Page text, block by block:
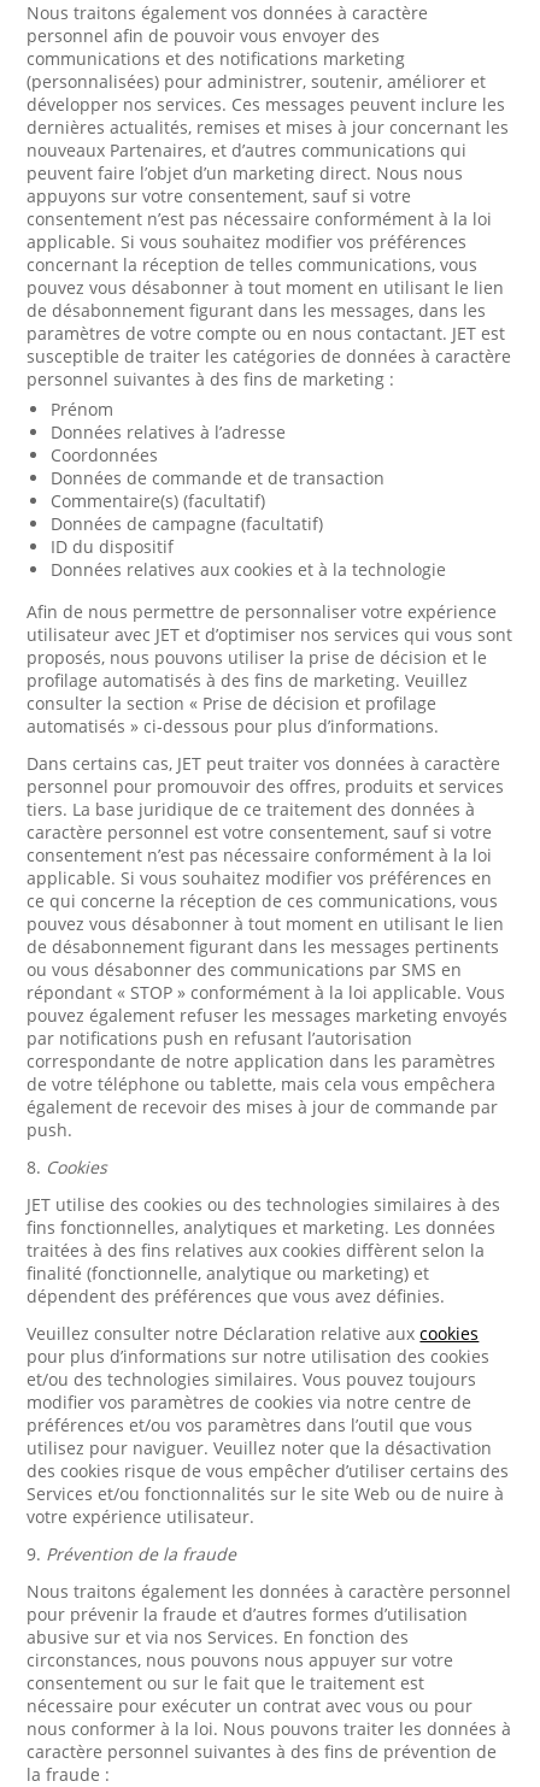
Nous traitons également vos données à caractère
personnel afin de pouvoir vous envoyer des
communications et des notifications marketing
(personnalisées) pour administrer, soutenir, améliorer et
développer nos services. Ces messages peuvent inclure les
dernières actualités, remises et mises à jour concernant les
nouveaux Partenaires, et d’autres communications qui
peuvent faire l’objet d’un marketing direct. Nous nous
appuyons sur votre consentement, sauf si votre
consentement n’est pas nécessaire conformément à la loi
applicable. Si vous souhaitez modifier vos préférences
concernant la réception de telles communications, vous
pouvez vous désabonner à tout moment en utilisant le lien
de désabonnement figurant dans les messages, dans les
paramètres de votre compte ou en nous contactant. JET est
susceptible de traiter les catégories de données à caractère
personnel suivantes à des fins de marketing :
Prénom
Données relatives à l’adresse
Coordonnées
Données de commande et de transaction
Commentaire(s) (facultatif)
Données de campagne (facultatif)
ID du dispositif
Données relatives aux cookies et à la technologie
Afin de nous permettre de personnaliser votre expérience
utilisateur avec JET et d’optimiser nos services qui vous sont
proposés, nous pouvons utiliser la prise de décision et le
profilage automatisés à des fins de marketing. Veuillez
consulter la section « Prise de décision et profilage
automatisés » ci-dessous pour plus d’informations.
Dans certains cas, JET peut traiter vos données à caractère
personnel pour promouvoir des offres, produits et services
tiers. La base juridique de ce traitement des données à
caractère personnel est votre consentement, sauf si votre
consentement n’est pas nécessaire conformément à la loi
applicable. Si vous souhaitez modifier vos préférences en
ce qui concerne la réception de ces communications, vous
pouvez vous désabonner à tout moment en utilisant le lien
de désabonnement figurant dans les messages pertinents
ou vous désabonner des communications par SMS en
répondant « STOP » conformément à la loi applicable. Vous
pouvez également refuser les messages marketing envoyés
par notifications push en refusant l’autorisation
correspondante de notre application dans les paramètres
de votre téléphone ou tablette, mais cela vous empêchera
également de recevoir des mises à jour de commande par
push.
8. Cookies
JET utilise des cookies ou des technologies similaires à des
fins fonctionnelles, analytiques et marketing. Les données
traitées à des fins relatives aux cookies diffèrent selon la
finalité (fonctionnelle, analytique ou marketing) et
dépendent des préférences que vous avez définies.
Veuillez consulter notre Déclaration relative auxcookies
pour plus d’informations sur notre utilisation des cookies
et/ou des technologies similaires. Vous pouvez toujours
modifier vos paramètres de cookies via notre centre de
préférences et/ou vos paramètres dans l’outil que vous
utilisez pour naviguer. Veuillez noter que la désactivation
des cookies risque de vous empêcher d’utiliser certains des
Services et/ou fonctionnalités sur le site Web ou de nuire à
votre expérience utilisateur.
9. Prévention de la fraude
Nous traitons également les données à caractère personnel
pour prévenir la fraude et d’autres formes d’utilisation
abusive sur et via nos Services. En fonction des
circonstances, nous pouvons nous appuyer sur votre
consentement ou sur le fait que le traitement est
nécessaire pour exécuter un contrat avec vous ou pour
nous conformer à la loi. Nous pouvons traiter les données à
caractère personnel suivantes à des fins de prévention de
la fraude :